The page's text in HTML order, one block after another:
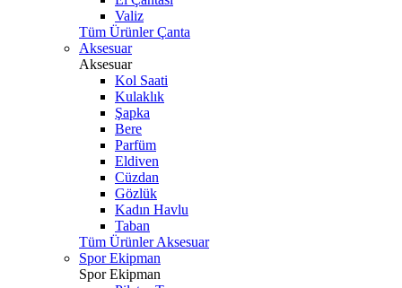
Valiz
Tüm Ürünler Çanta
Aksesuar
Aksesuar
Kol Saati
Kulaklık
Şapka
Bere
Parfüm
Eldiven
Cüzdan
Gözlük
Kadın Havlu
Taban
Tüm Ürünler Aksesuar
Spor Ekipman
Spor Ekipman